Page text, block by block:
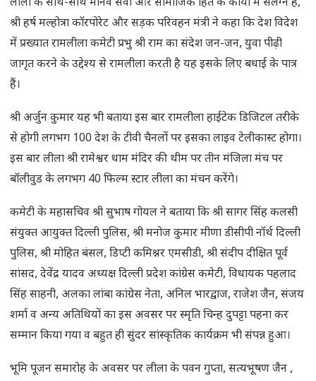
लीला के साथ-साथ मानव सेवा और सामाजिक हित के कार्यों में संलग्न है,
श्री हर्ष मल्होत्रा कॉरपोरेट और सड़क परिवहन मंत्री ने कहा कि देश विदेश
में प्रख्यात रामलीला कमेटी प्रभु श्री राम का संदेश जन-जन, युवा पीढ़ी
जागृत करने के उद्देश्य से रामलीला करती है यह इसके लिए बधाई के पात्र
हैं।
श्री अर्जुन कुमार यह भी बताया इस बार रामलीला हाईटेक डिजिटल तरीके
से होगी लगभग 100 देश के टीवी चैनलों पर इसका लाइव टेलीकास्ट होगा।
इस बार लीला श्री रामेश्वर धाम मंदिर की थीम पर तीन मंजिला मंच पर
बॉलीवुड के लगभग 40 फिल्म स्टार लीला का मंचन करेंगे।
कमेटी के महासचिव श्री सुभाष गोयल ने बताया कि श्री सागर सिंह कलसी
संयुक्त आयुक्त दिल्ली पुलिस, श्री मनोज कुमार मीणा डीसीपी नॉर्थ दिल्ली
पुलिस, श्री मोहित बंसल, डिप्टी कमिश्नर एमसीडी, श्री संदीप दीक्षित पूर्व
सांसद, देवेंद्र यादव अध्यक्ष दिल्ली प्रदेश कांग्रेस कमेटी, विधायक पहलाद
सिंह साहनी, अलका लांबा कांग्रेस नेता, अनिल भारद्वाज, राजेश जैन, संजय
शर्मा व अन्य अतिथियों का इस अवसर पर स्मृति चिन्ह दुपट्टा पहना कर
सम्मान किया गया व बहुत ही सुंदर सांस्कृतिक कार्यक्रम भी संपन्न हुआ।
भूमि पूजन समारोह के अवसर पर लीला के पवन गुप्ता, सत्यभूषण जैन ,